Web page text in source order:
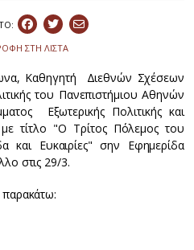
ΣΤΗ ΛΙΣΤΑ
Καθηγητή Διεθνών Σχέσεων
του Πανεπιστήμιου Αθηνών
Εξωτερικής Πολιτικής και
τίτλο "Ο Τρίτος Πόλεμος του
και Ευκαιρίες" σην Εφημερίδα
στις 29/3.